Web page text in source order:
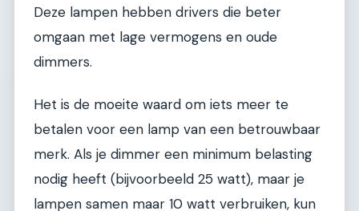
Deze lampen hebben drivers die beter
omgaan met lage vermogens en oude
dimmers.
Het is de moeite waard om iets meer te
betalen voor een lamp van een betrouwbaar
merk. Als je dimmer een minimum belasting
nodig heeft (bijvoorbeeld 25 watt), maar je
lampen samen maar 10 watt verbruiken, kun